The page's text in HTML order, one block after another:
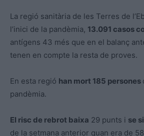
La regió sanitària de les Terres de
l’inici de la pandèmia, 13.091 casos
antígens 43 més que en el balanç
tenen en compte la resta de proves.
En esta regió han mort 185 persones
pandèmia.
El risc de rebrot baixa 29 punts i se
de la setmana anterior quan era de